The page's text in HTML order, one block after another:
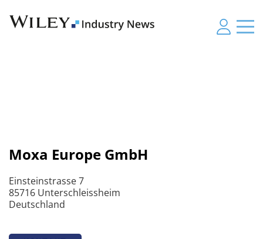
Moxa Europe GmbH
Einsteinstrasse 7
85716 Unterschleissheim
Deutschland